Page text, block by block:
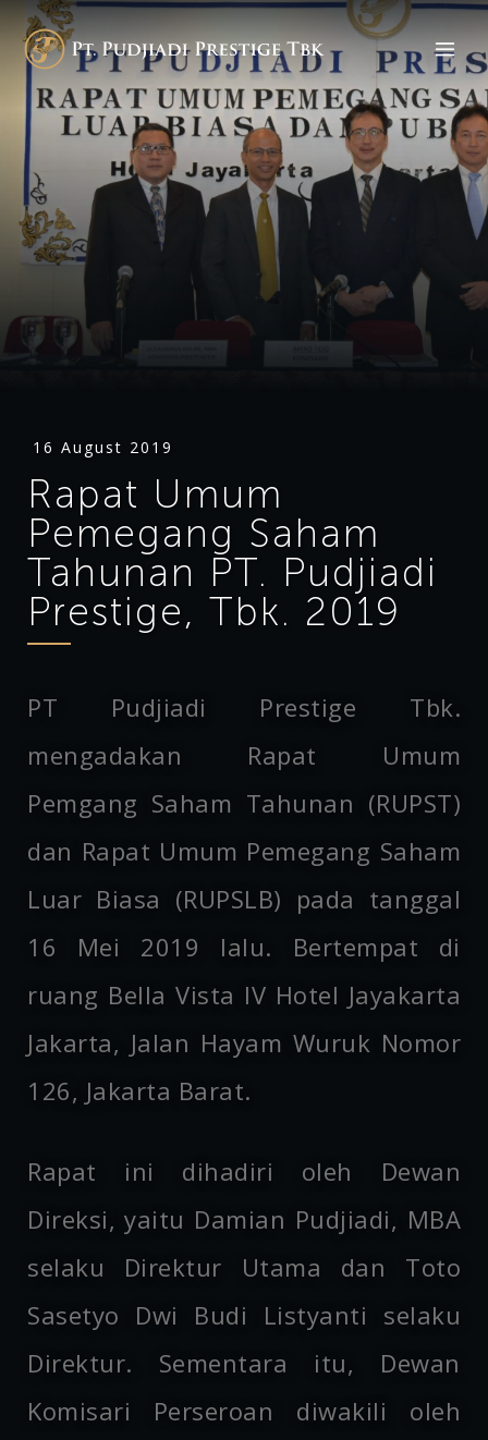
16 August 2019
Rapat Umum
Pemegang Saham
Tahunan PT. Pudjiadi
Prestige, Tbk. 2019
PT Pudjiadi Prestige Tbk.
mengadakan Rapat Umum
Pemgang Saham Tahunan (RUPST)
dan Rapat Umum Pemegang Saham
Luar Biasa (RUPSLB) pada tanggal
16 Mei 2019 lalu. Bertempat di
ruang Bella Vista IV Hotel Jayakarta
Jakarta, Jalan Hayam Wuruk Nomor
126, Jakarta Barat.
Rapat ini dihadiri oleh Dewan
Direksi, yaitu Damian Pudjiadi, MBA
selaku Direktur Utama dan Toto
Sasetyo Dwi Budi Listyanti selaku
Direktur. Sementara itu, Dewan
Komisari Perseroan diwakili oleh